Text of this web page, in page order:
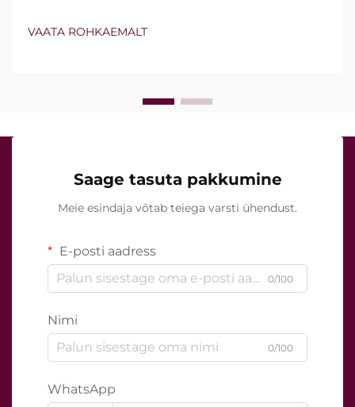
funktsioonid olemas on, vaid kuidas nad kliinilise ravi
VAATA ROHKAEMALT
Saage tasuta pakkumine
Meie esindaja võtab teiega varsti ühendust.
E-posti aadress
0/100
Nimi
0/100
WhatsApp